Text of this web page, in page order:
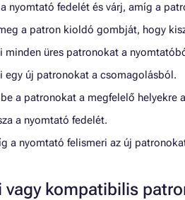
nyomtató fedelét és várj, amíg a
a patron kioldó gombját, hogy
minden üres patronokat a
egy új patronokat a csomagolásból.
a patronokat a megfelelő helyekre
a nyomtató fedelét.
a nyomtató felismeri az új
vagy kompatibilis